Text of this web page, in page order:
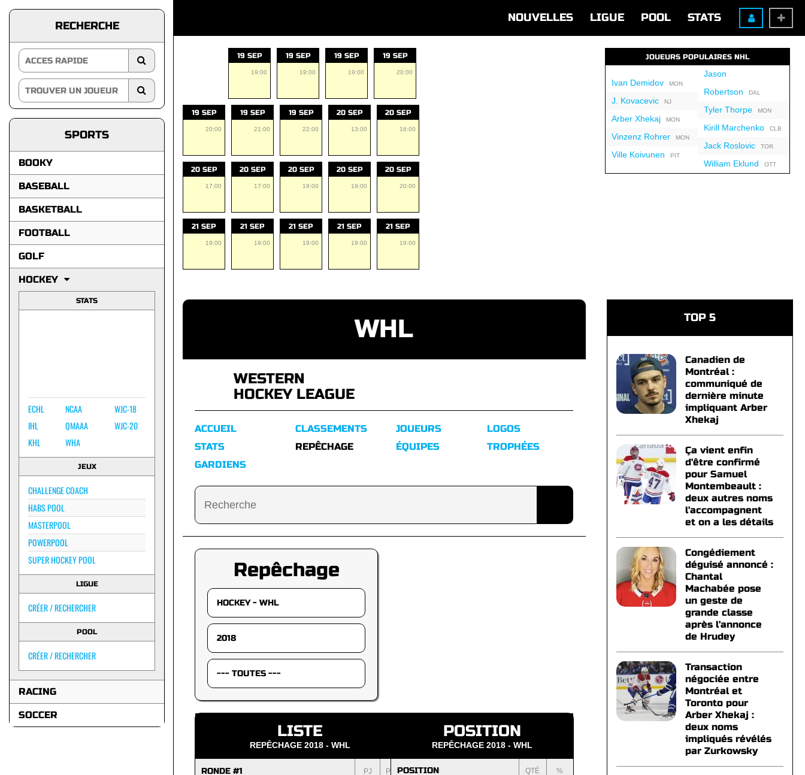
NOUVELLES LIGUE POOL STATS
RECHERCHE
SPORTS
BOOKY
BASEBALL
BASKETBALL
FOOTBALL
GOLF
HOCKEY
STATS
ECHL
IHL
KHL
NCAA
QMAAA
WHA
WJC-18
WJC-20
JEUX
CHALLENGE COACH
HABS POOL
MASTERPOOL
POWERPOOL
SUPER HOCKEY POOL
LIGUE
CRÉER / RECHERCHER
POOL
CRÉER / RECHERCHER
RACING
SOCCER
19 SEP
19:00
19 SEP
19:00
19 SEP
19:00
19 SEP
20:00
19 SEP
20:00
19 SEP
21:00
19 SEP
22:00
20 SEP
13:00
20 SEP
16:00
20 SEP
17:00
20 SEP
17:00
20 SEP
19:00
20 SEP
19:00
20 SEP
20:00
21 SEP
19:00
21 SEP
19:00
21 SEP
19:00
21 SEP
19:00
21 SEP
19:00
JOUEURS POPULAIRES NHL
Ivan DemidovMON
J. KovacevicNJ
Arber XhekajMON
Vinzenz RohrerMON
Ville Koivunen PIT
Jason
Robertson DAL
Tyler ThorpeMON
Kirill MarchenkoCLB
Jack RoslovicTOR
William Eklund OTT
WHL
WESTERN
HOCKEY LEAGUE
ACCUEIL
STATS
GARDIENS
CLASSEMENTS
REPÊCHAGE
JOUEURS
ÉQUIPES
LOGOS
TROPHÉES
Repêchage
LISTE
REPÊCHAGE 2018 - WHL
RONDE #1 PJ PTS
POSITION
REPÊCHAGE 2018 - WHL
POSITION QTÉ %
TOP 5
Canadien de
Montréal :
communiqué de
dernière minute
impliquant Arber
Xhekaj
Ça vient enfin
d'être confirmé
pour Samuel
Montembeault :
deux autres noms
l'accompagnent
et on a les détails
Congédiement
déguisé annoncé :
Chantal
Machabée pose
un geste de
grande classe
après l'annonce
de Hrudey
Transaction
négociée entre
Montréal et
Toronto pour
Arber Xhekaj :
deux noms
impliqués révélés
par Zurkowsky